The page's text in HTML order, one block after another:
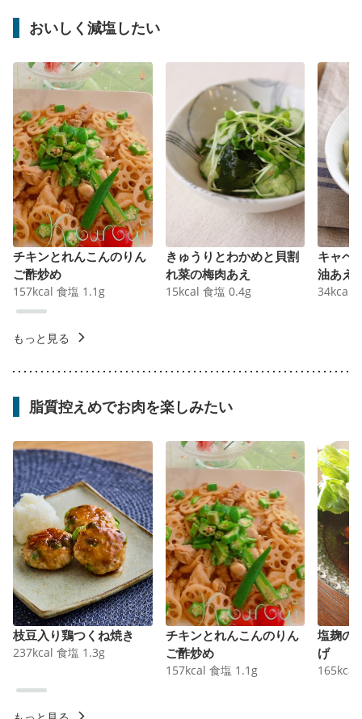
おいしく減塩したい
チキンとれんこんのりん
ご酢炒め
157kcal 食塩 1.1 g
きゅうりとわかめと貝割
れ菜の梅肉あえ
15kcal 食塩 0.4g
キャベ
油あえ
34kcal
もっと見る
脂質控えめでお肉を楽しみたい
枝豆入り鶏つくね焼き
237kcal 食塩 1.3g
チキンとれんこんのりん
ご酢炒め
157kcal 食塩 1.1 g
塩麹の
げ
165kcal